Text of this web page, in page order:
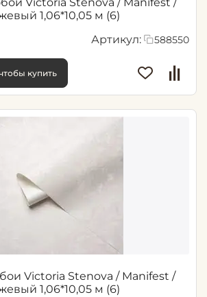
1,06*10,05 м (6)
Артикул: 588550
купить
Victoria Stenova / Manifest /
1,06*10,05 м (6)